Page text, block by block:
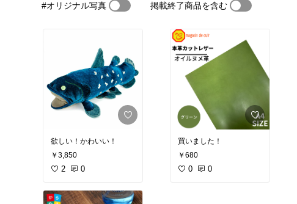
#オリジナル写真 掲載終了商品を含む
欲しい！かわいい！
￥3,850
2 0
買いました！
￥680
0 0